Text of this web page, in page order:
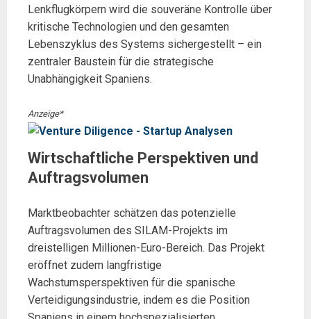
Lenkflugkörpern wird die souveräne Kontrolle über
kritische Technologien und den gesamten
Lebenszyklus des Systems sichergestellt – ein
zentraler Baustein für die strategische
Unabhängigkeit Spaniens.
Anzeige*
Wirtschaftliche Perspektiven und
Auftragsvolumen
Marktbeobachter schätzen das potenzielle
Auftragsvolumen des SILAM-Projekts im
dreistelligen Millionen-Euro-Bereich. Das Projekt
eröffnet zudem langfristige
Wachstumsperspektiven für die spanische
Verteidigungsindustrie, indem es die Position